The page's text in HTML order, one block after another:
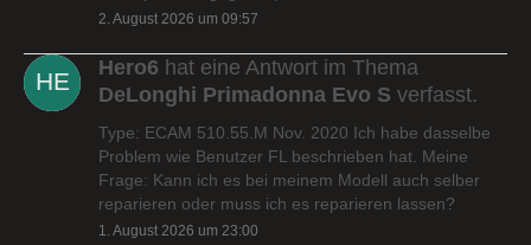
2. August 2026 um 09:57
Hero6 hat eine Antwort im Thema
DeLonghi Primadonna Evo S verfasst.
Type: ECAM 510.55.M Nov. 2020 Ich habe dasselbe
Problem wie Benutzer FL beschrieben hat. Meine
Frage: Kann ich es bei meinem Modell auch selber
reparieren oder muss ich es reparieren lassen?
1. August 2026 um 23:00